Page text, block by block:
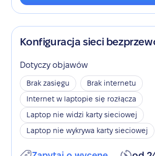
Konfiguracja sieci
Dotyczy objawów
Brak zasięgu
Brak internetu
Internet w laptopie się rozłącza
Laptop nie widzi karty sieciowej
Laptop nie wykrywa karty sieciowej